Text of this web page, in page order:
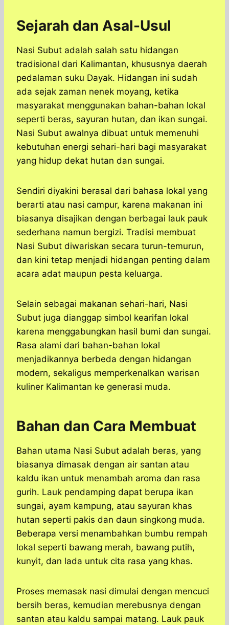
Sejarah dan Asal-Usul
Nasi Subut adalah salah satu hidangan
tradisional dari Kalimantan, khususnya daerah
pedalaman suku Dayak. Hidangan ini sudah
ada sejak zaman nenek moyang, ketika
masyarakat menggunakan bahan-bahan lokal
seperti beras, sayuran hutan, dan ikan sungai.
Nasi Subut awalnya dibuat untuk memenuhi
kebutuhan energi sehari-hari bagi masyarakat
yang hidup dekat hutan dan sungai.
Sendiri diyakini berasal dari bahasa lokal yang
berarti atau nasi campur, karena makanan ini
biasanya disajikan dengan berbagai lauk pauk
sederhana namun bergizi. Tradisi membuat
Nasi Subut diwariskan secara turun-temurun,
dan kini tetap menjadi hidangan penting dalam
acara adat maupun pesta keluarga.
Selain sebagai makanan sehari-hari, Nasi
Subut juga dianggap simbol kearifan lokal
karena menggabungkan hasil bumi dan sungai.
Rasa alami dari bahan-bahan lokal
menjadikannya berbeda dengan hidangan
modern, sekaligus memperkenalkan warisan
kuliner Kalimantan ke generasi muda.
Bahan dan Cara Membuat
Bahan utama Nasi Subut adalah beras, yang
biasanya dimasak dengan air santan atau
kaldu ikan untuk menambah aroma dan rasa
gurih. Lauk pendamping dapat berupa ikan
sungai, ayam kampung, atau sayuran khas
hutan seperti pakis dan daun singkong muda.
Beberapa versi menambahkan bumbu rempah
lokal seperti bawang merah, bawang putih,
kunyit, dan lada untuk cita rasa yang khas.
Proses memasak nasi dimulai dengan mencuci
bersih beras, kemudian merebusnya dengan
santan atau kaldu sampai matang. Lauk pauk